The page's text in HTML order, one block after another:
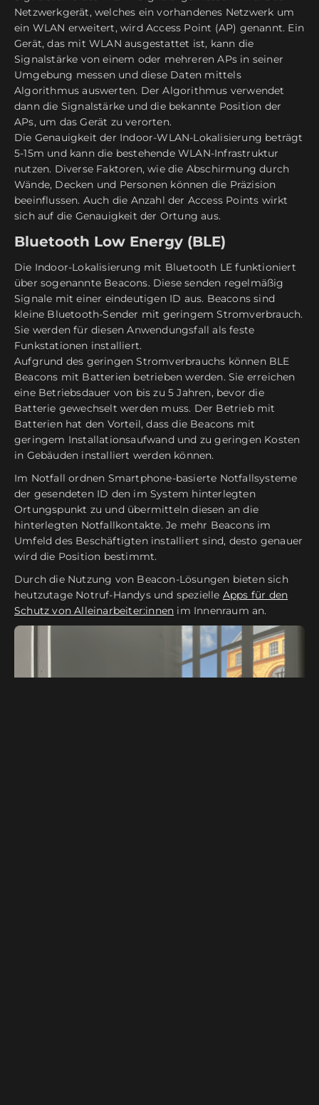
Netzwerkgerät, welches ein vorhandenes Netzwerk um
ein WLAN erweitert, wird Access Point (AP) genannt. Ein
Gerät, das mit WLAN ausgestattet ist, kann die
Signalstärke von einem oder mehreren APs in seiner
Umgebung messen und diese Daten mittels
Algorithmus auswerten. Der Algorithmus verwendet
dann die Signalstärke und die bekannte Position der
APs, um das Gerät zu verorten.
Die Genauigkeit der Indoor-WLAN-Lokalisierung beträgt
5-15m und kann die bestehende WLAN-Infrastruktur
nutzen. Diverse Faktoren, wie die Abschirmung durch
Wände, Decken und Personen können die Präzision
beeinflussen. Auch die Anzahl der Access Points wirkt
sich auf die Genauigkeit der Ortung aus.
Bluetooth Low Energy (BLE)
Die Indoor-Lokalisierung mit Bluetooth LE funktioniert
über sogenannte Beacons. Diese senden regelmäßig
Signale mit einer eindeutigen ID aus. Beacons sind
kleine Bluetooth-Sender mit geringem Stromverbrauch.
Sie werden für diesen Anwendungsfall als feste
Funkstationen installiert.
Aufgrund des geringen Stromverbrauchs können BLE
Beacons mit Batterien betrieben werden. Sie erreichen
eine Betriebsdauer von bis zu 5 Jahren, bevor die
Batterie gewechselt werden muss. Der Betrieb mit
Batterien hat den Vorteil, dass die Beacons mit
geringem Installationsaufwand und zu geringen Kosten
in Gebäuden installiert werden können.
Im Notfall ordnen Smartphone-basierte Notfallsysteme
der gesendeten ID den im System hinterlegten
Ortungspunkt zu und übermitteln diesen an die
hinterlegten Notfallkontakte. Je mehr Beacons im
Umfeld des Beschäftigten installiert sind, desto genauer
wird die Position bestimmt.
Durch die Nutzung von Beacon-Lösungen bieten sich
heutzutage Notruf-Handys und spezielle Apps für den
Schutz von Alleinarbeiter:innen im Innenraum an.